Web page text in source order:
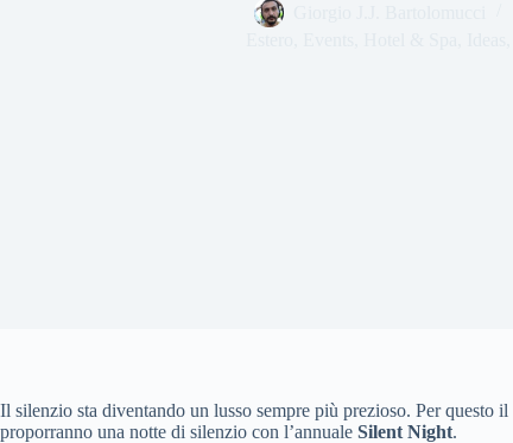
Il silenzio sta diventando un lusso sempre più prezioso. Per questo il
proporranno una notte di silenzio con l’annuale Silent Night.